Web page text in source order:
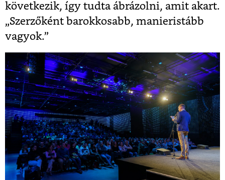
következik, így tudta ábrázolni, amit akart.
„Szerzőként barokkosabb, manieristább
vagyok.”